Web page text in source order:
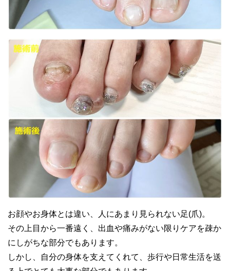
お顔やお身体とは違い、人にあまり見られない足(爪)。
その上目から一番遠く、出血や痛みがない限りケアを疎か
にしがちな部分でもあります。
しかし、自分の身体を支えてくれて、歩行や日常生活を送